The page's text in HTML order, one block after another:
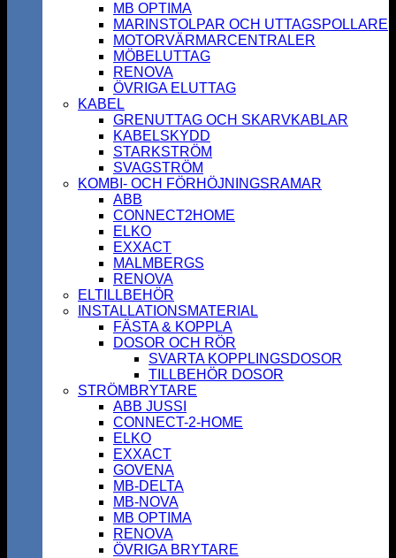
MB OPTIMA
MARINSTOLPAR OCH UTTAGSPOLLARE
MOTORVÄRMARCENTRALER
MÖBELUTTAG
RENOVA
ÖVRIGA ELUTTAG
KABEL
GRENUTTAG OCH SKARVKABLAR
KABELSKYDD
STARKSTRÖM
SVAGSTRÖM
KOMBI- OCH FÖRHÖJNINGSRAMAR
ABB
CONNECT2HOME
ELKO
EXXACT
MALMBERGS
RENOVA
ELTILLBEHÖR
INSTALLATIONSMATERIAL
FÄSTA & KOPPLA
DOSOR OCH RÖR
SVARTA KOPPLINGSDOSOR
TILLBEHÖR DOSOR
STRÖMBRYTARE
ABB JUSSI
CONNECT-2-HOME
ELKO
EXXACT
GOVENA
MB-DELTA
MB-NOVA
MB OPTIMA
RENOVA
ÖVRIGA BRYTARE